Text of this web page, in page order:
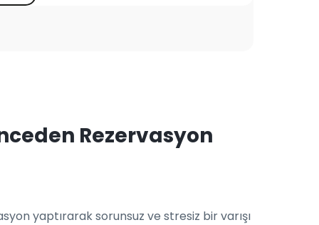
Rezervasyon
yaptırarak sorunsuz ve stresiz bir varışı